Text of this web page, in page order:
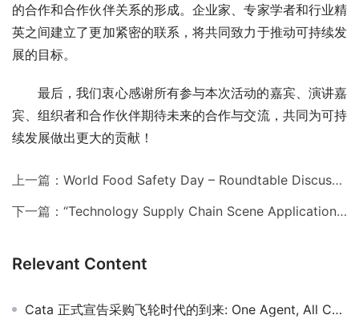
的合作和合作伙伴关系的形成。企业家、专家学者和行业精
英之间建立了更加紧密的联系，将共同致力于推动可持续发
展的目标。
最后，我们衷心感谢所有参与本次活动的嘉宾、演讲嘉
宾、组织者和合作伙伴期待未来的合作与交流，共同为可持
续发展做出更大的贡献！
上一篇： World Food Safety Day – Roundtable Discussion | From Farm to Fork – How Digitization Aids Food Safety
下一篇： “Technology Supply Chain Scene Application” Reader Meetup – Digital Intelligence Practice, Technology Changing the Future
Relevant Content
Cata 正式宣告采购飞轮时代的到来: One Agent, All Categories